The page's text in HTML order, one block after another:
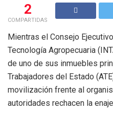
2
COMPARTIDAS
Mientras el Consejo
Tecnología Agropecuaria
de uno de sus inmuebles
Trabajadores del Estado
movilización frente al
autoridades rechacen la